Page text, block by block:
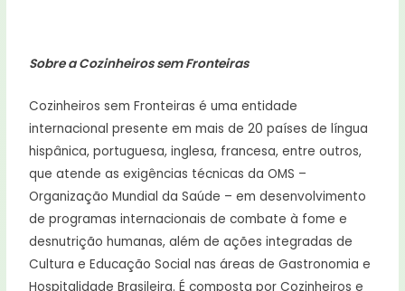
Sobre a Cozinheiros sem Fronteiras
Cozinheiros sem Fronteiras é uma entidade
internacional presente em mais de 20 países de língua
hispânica, portuguesa, inglesa, francesa, entre outros,
que atende as exigências técnicas da OMS –
Organização Mundial da Saúde – em desenvolvimento
de programas internacionais de combate à fome e
desnutrição humanas, além de ações integradas de
Cultura e Educação Social nas áreas de Gastronomia e
Hospitalidade Brasileira. É composta por Cozinheiros e